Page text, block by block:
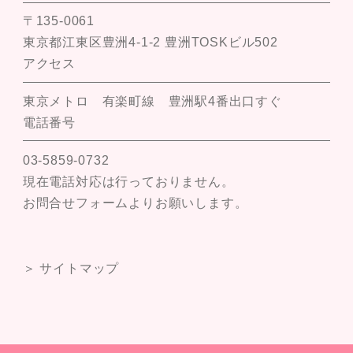
〒135-0061
東京都江東区豊洲4-1-2 豊洲TOSKビル502
アクセス
東京メトロ 有楽町線 豊洲駅4番出口すぐ
電話番号
03-5859-0732
現在電話対応は行っておりません。
お問合せフォームよりお願いします。
＞ サイトマップ